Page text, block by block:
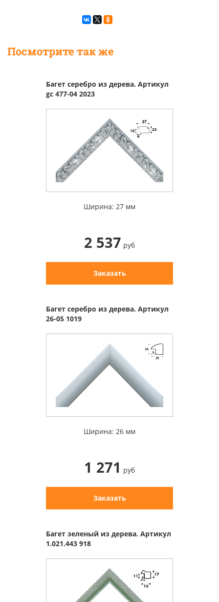
Посмотрите так же
Багет серебро из дерева. Артикул
gc 477-04 2023
Ширина: 27 мм
2 537 руб
Заказать
Багет серебро из дерева. Артикул
26-05 1019
Ширина: 26 мм
1 271 руб
Заказать
Багет зеленый из дерева. Артикул
1.021.443 918